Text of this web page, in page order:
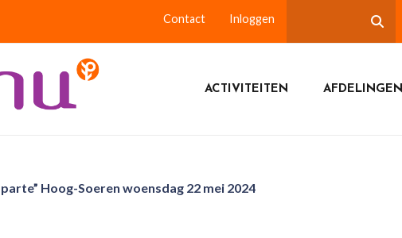
Contact Inloggen
ACTIVITEITEN AFDELINGEN
Hoog-Soeren woensdag 22 mei 2024